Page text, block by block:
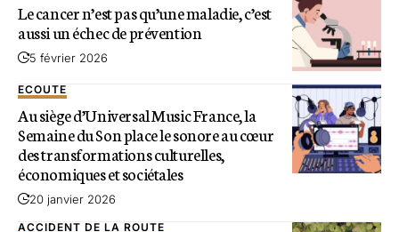
Le cancer n’est pas qu’une maladie, c’est
aussi un échec de prévention
5 février 2026
ECOUTE
Au siège d’Universal Music France, la
Semaine du Son place le sonore au cœur
des transformations culturelles,
économiques et sociétales
20 janvier 2026
ACCIDENT DE LA ROUTE